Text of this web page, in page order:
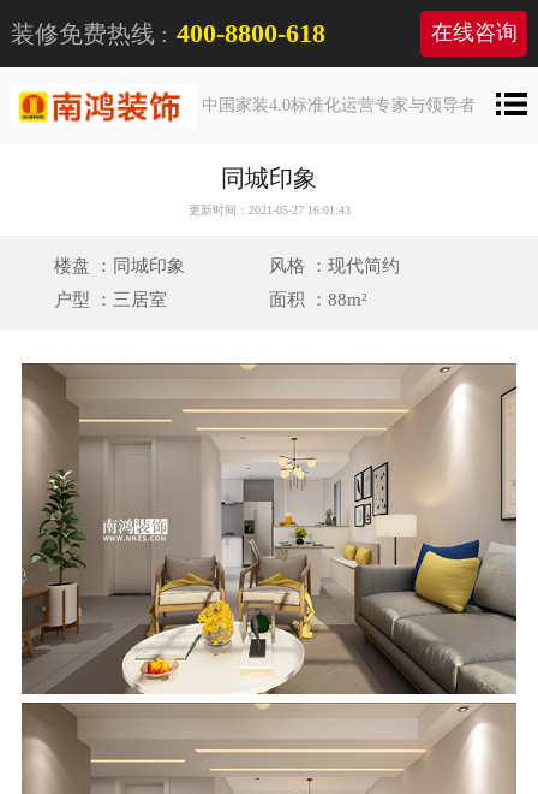
装修免费热线 : 400-8800-618 在线咨询
中国家装4.0标准化运营专家与领导者
同城印象
更新时间：2021-05-27 16:01:43
楼盘 ：同城印象
风格 ：现代简约
户型 ：三居室
面积 ：88m²